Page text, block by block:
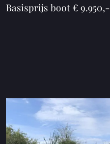
Basisprijs boot € 9.950,-